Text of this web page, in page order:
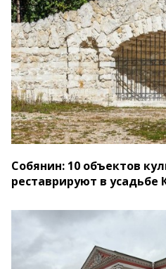
Собянин: 10 объектов
реставрируют в усадьбе